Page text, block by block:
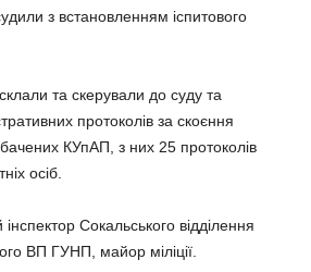
з встановленням іспитового
та скерували до суду та
протоколів за скоєння
КУпАП, з них 25 протоколів
осіб.
Сокальського відділення
ВП ГУНП, майор міліції.